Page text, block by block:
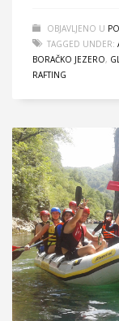
OBJAVLJENO U
TAGGED UNDER:
BORAČKO JEZERO,
RAFTING